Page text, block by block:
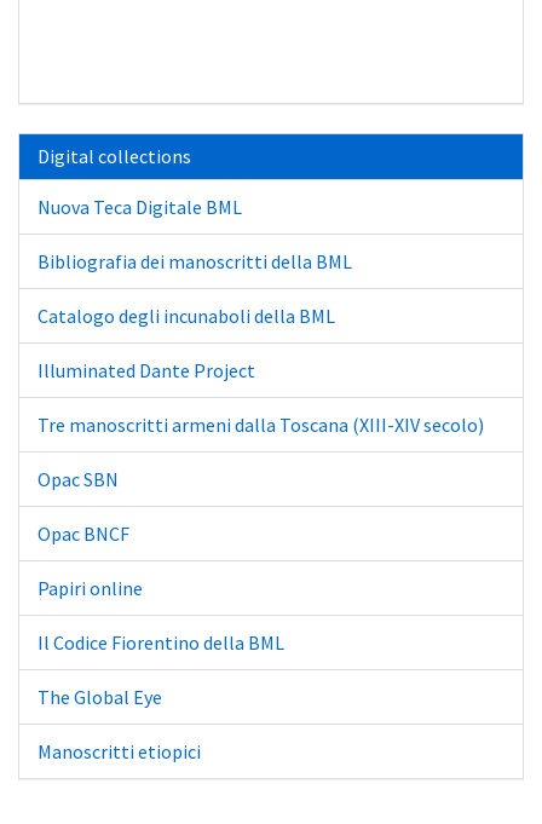
Digital collections
Nuova Teca Digitale BML
Bibliografia dei manoscritti della BML
Catalogo degli incunaboli della BML
Illuminated Dante Project
Tre manoscritti armeni dalla Toscana (XIII-XIV secolo)
Opac SBN
Opac BNCF
Papiri online
Il Codice Fiorentino della BML
The Global Eye
Manoscritti etiopici